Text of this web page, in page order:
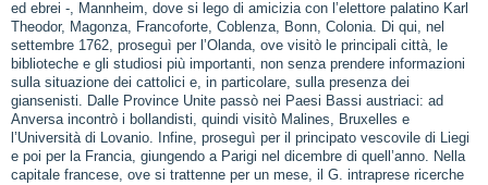
ed ebrei ‑, Mannheim, dove si lego di amicizia con l’elettore palatino Karl
Theodor, Magonza, Francoforte, Coblenza, Bonn, Colonia. Di qui, nel
settembre 1762, proseguì per l’Olanda, ove visitò le principali città, le
biblioteche e gli studiosi più importanti, non senza prendere informazioni
sulla situazione dei cattolici e, in particolare, sulla presenza dei
giansenisti. Dalle Province Unite passò nei Paesi Bassi austriaci: ad
Anversa incontrò i bollandisti, quindi visitò Malines, Bruxelles e
l’Università di Lovanio. Infine, proseguì per il principato vescovile di Liegi
e poi per la Francia, giungendo a Parigi nel dicembre di quell’anno. Nella
capitale francese, ove si trattenne per un mese, il G. intraprese ricerche